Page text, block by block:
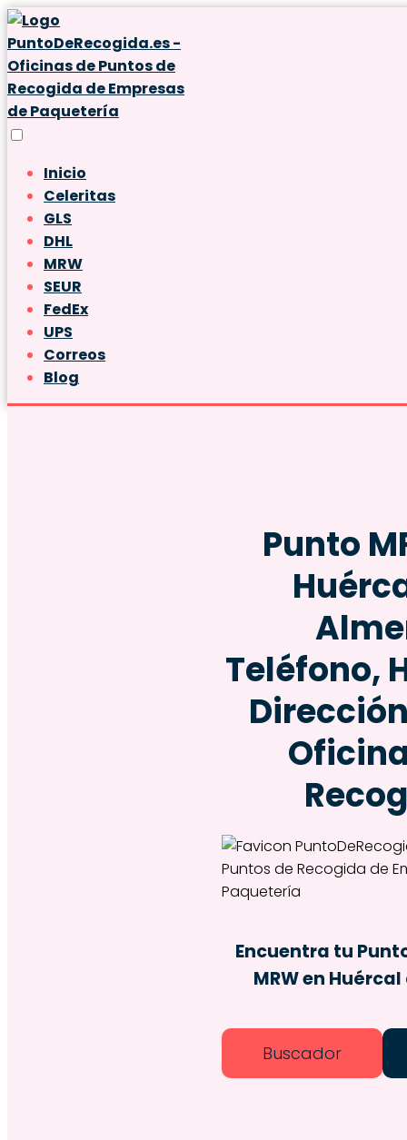
Inicio
Celeritas
GLS
DHL
MRW
SEUR
FedEx
UPS
Correos
Blog
Punto
Teléfono,
Encuentra tu
MRW en
Buscador